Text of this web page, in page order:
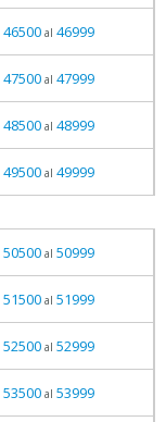
46500al 46999
47500al 47999
48500al 48999
49500al 49999
50500al 50999
51500al 51999
52500al 52999
53500al 53999